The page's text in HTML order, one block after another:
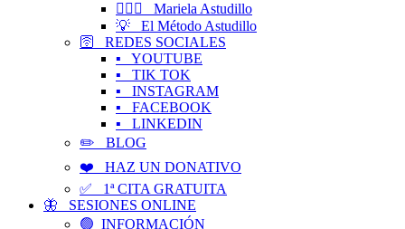
👱🏻‍♀️ Mariela Astudillo
💡 El Método Astudillo
🛜 REDES SOCIALES
▪️ YOUTUBE
▪️ TIK TOK
▪️ INSTAGRAM
▪️ FACEBOOK
▪️ LINKEDIN
✏️ BLOG
❤️ HAZ UN DONATIVO
✅ 1ª CITA GRATUITA
🦋 SESIONES ONLINE
🟢 INFORMACIÓN